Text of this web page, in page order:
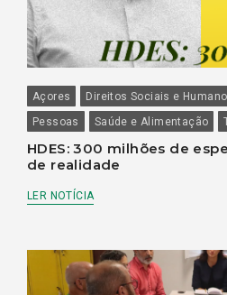
Açores Direitos Sociais e
Pessoas
Saúde e Alimentação
HDES: 300 milhões de
de realidade
LER NOTÍCIA